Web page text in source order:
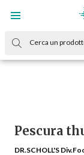
Pescura
DR.SCHOLL'S